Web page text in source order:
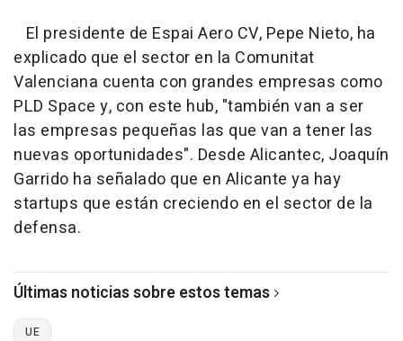
El presidente de Espai Aero CV, Pepe Nieto, ha
explicado que el sector en la Comunitat
Valenciana cuenta con grandes empresas como
PLD Space y, con este hub, "también van a ser
las empresas pequeñas las que van a tener las
nuevas oportunidades". Desde Alicantec, Joaquín
Garrido ha señalado que en Alicante ya hay
startups que están creciendo en el sector de la
defensa.
Últimas noticias sobre estos temas
UE